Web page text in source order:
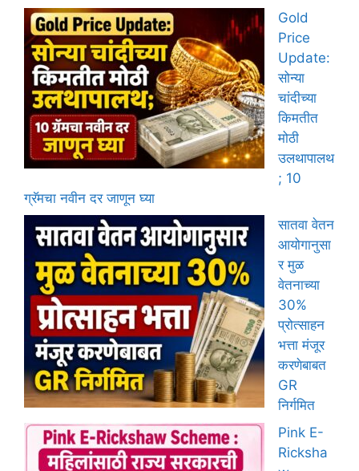
Gold
Price
Update:
सोन्या
चांदीच्या
किमतीत
मोठी
उलथापालथ
; 10
ग्रॅमचा नवीन दर जाणून घ्या
सातवा वेतन
आयोगानुसा
र मुळ
वेतनाच्या
30%
प्रोत्साहन
भत्ता मंजूर
करणेबाबत
GR
निर्गमित
Pink E-
Ricksha